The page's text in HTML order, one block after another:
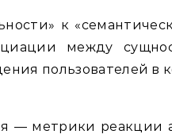
к
между
пользователей в
— метрики реакции